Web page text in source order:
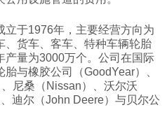
立于1976年，主要经营方向为
、货车、客车、特种车辆轮胎
产量为3000万个。公司在国际
与橡胶公司（GoodYear）、
尼桑（Nissan）、沃尔沃
迪尔（John Deere）与贝尔公